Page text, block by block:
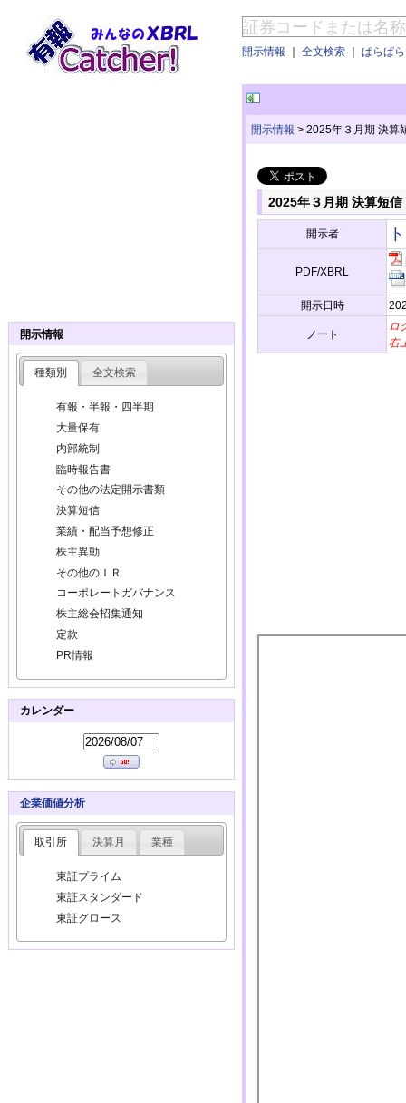
開示情報 ｜ 全文検索 ｜ ぱらぱ
開示情報 > 2025年３月期 決算
2025年３月期 決算短
開示者
PDF/XBRL
開示日時
ノート
ロ
右
開示情報
種類別 全文検索
有報・半報・四半期
大量保有
内部統制
臨時報告書
その他の法定開示書類
決算短信
業績・配当予想修正
株主異動
その他のＩＲ
コーポレートガバナンス
株主総会招集通知
定款
PR情報
カレンダー
企業価値分析
取引所 決算月 業種
東証プライム
東証スタンダード
東証グロース